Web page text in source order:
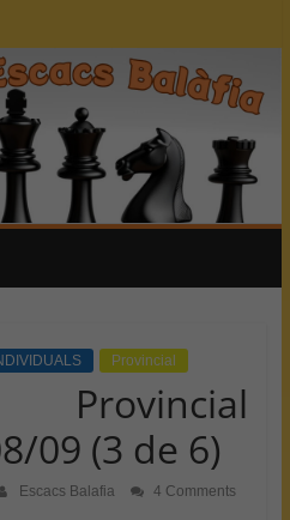
Provincial
Provincial
09 (3 de 6)
Escacs Balafia 4 Comments